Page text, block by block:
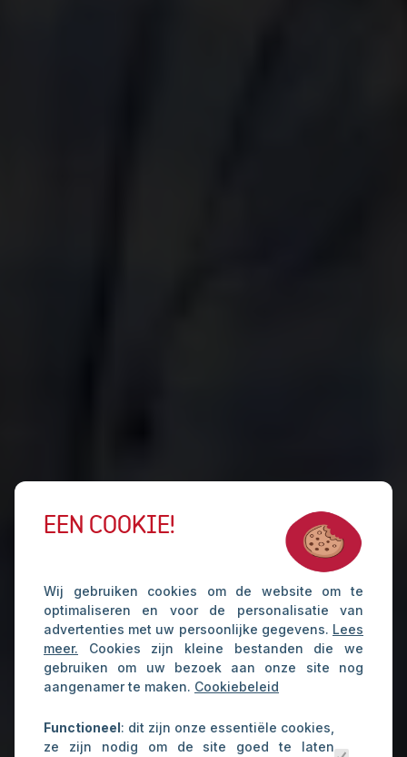
EEN COOKIE!
Wij gebruiken cookies om de website om te
optimaliseren en voor de personalisatie van
advertenties met uw persoonlijke gegevens. Lees
meer. Cookies zijn kleine bestanden die we
gebruiken om uw bezoek aan onze site nog
aangenamer te maken. Cookiebeleid
Functioneel: dit zijn onze essentiële cookies,
ze zijn nodig om de site goed te laten